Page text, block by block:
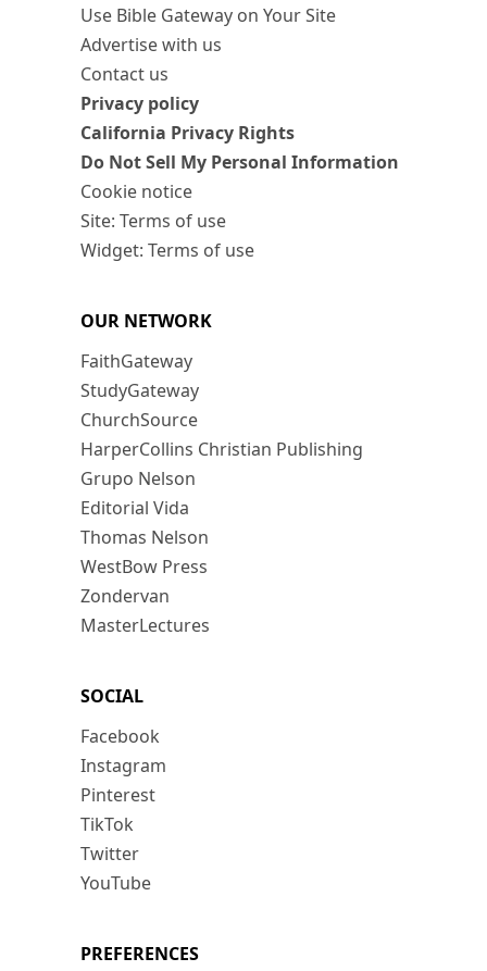
Use Bible Gateway on Your Site
Advertise with us
Contact us
Privacy policy
California Privacy Rights
Do Not Sell My Personal Information
Cookie notice
Site: Terms of use
Widget: Terms of use
OUR NETWORK
FaithGateway
StudyGateway
ChurchSource
HarperCollins Christian Publishing
Grupo Nelson
Editorial Vida
Thomas Nelson
WestBow Press
Zondervan
MasterLectures
SOCIAL
Facebook
Instagram
Pinterest
TikTok
Twitter
YouTube
PREFERENCES